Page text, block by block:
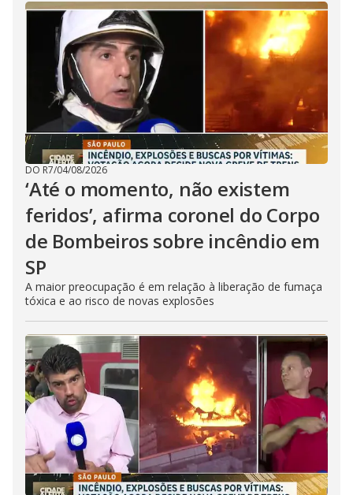
DO R7/04/08/2026
‘Até o momento, não existem
feridos’, afirma coronel do Corpo
de Bombeiros sobre incêndio em
SP
A maior preocupação é em relação à liberação de fumaça
tóxica e ao risco de novas explosões